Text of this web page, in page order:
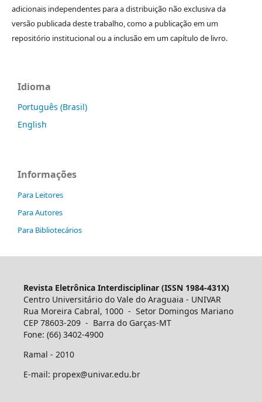
adicionais independentes para a distribuição não exclusiva da
versão publicada deste trabalho, como a publicação em um
repositório institucional ou a inclusão em um capítulo de livro.
Idioma
Português (Brasil)
English
Informações
Para Leitores
Para Autores
Para Bibliotecários
Revista Eletrônica Interdisciplinar (ISSN 1984-431X)
Centro Universitário do Vale do Araguaia - UNIVAR
Rua Moreira Cabral, 1000 - Setor Domingos Mariano
CEP 78603-209 - Barra do Garças-MT
Fone: (66) 3402-4900
Ramal - 2010
E-mail: propex@univar.edu.br